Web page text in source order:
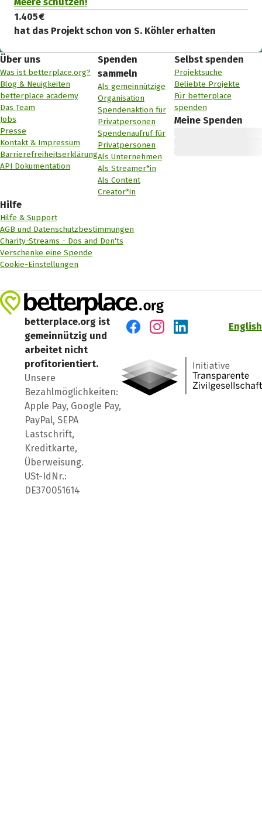
1.405 €
hat das Projekt schon von S. Köhler erhalten
Über uns
Was ist betterplace.org?
Blog & Neuigkeiten
betterplace academy
Das Team
Jobs
Presse
Kontakt & Impressum
Barrierefreiheitserklärung
API Dokumentation
Spenden
sammeln
Als gemeinnützige
Organisation
Spendenaktion für
Privatpersonen
Spendenaufruf für
Privatpersonen
Als Unternehmen
Als Streamer*in
Als Content
Creator*in
Selbst spenden
Projektsuche
Beliebte Projekte
Für betterplace
spenden
Meine Spenden
Hilfe
Hilfe & Support
AGB und Datenschutzbestimmungen
Charity-Streams - Dos and Don'ts
Verschenke eine Spende
Cookie-Einstellungen
betterplace.org ist
gemeinnützig und
arbeitet nicht
profitorientiert.
Unsere
Bezahlmöglichkeiten:
Apple Pay, Google Pay,
PayPal, SEPA
Lastschrift,
Kreditkarte,
Überweisung.
USt-IdNr.:
DE370051614
English